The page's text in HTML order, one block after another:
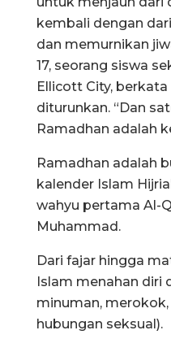
kembali dengan
dan memurnikan
17, seorang siswa
Ellicott City,
diturunkan. “Dan
Ramadhan adalah
Ramadhan adalah
kalender Islam
wahyu pertama Al-
Muhammad.
Dari fajar hingga
Islam menahan diri
minuman,
hubungan seksual).